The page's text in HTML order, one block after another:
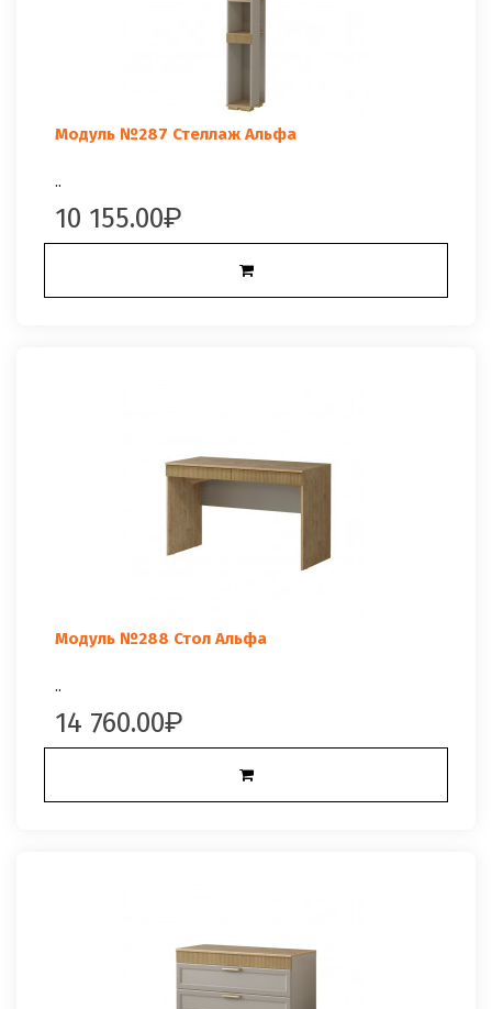
Модуль №287 Стеллаж Альфа
..
10 155.00
Модуль №288 Стол Альфа
..
14 760.00